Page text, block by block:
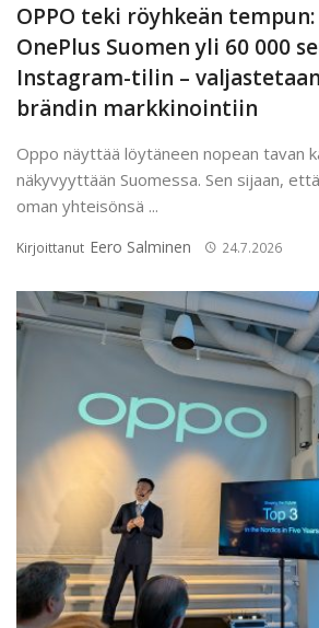
OPPO teki röyhkeän tempun:
OnePlus Suomen yli 60 000
Instagram-tilin –
brändin markkinointiin
Oppo näyttää löytäneen nopean tavan
näkyvyyttään Suomessa. Sen sijaan,
oman yhteisönsä ...
Kirjoittanut Eero Salminen 24.7.2026